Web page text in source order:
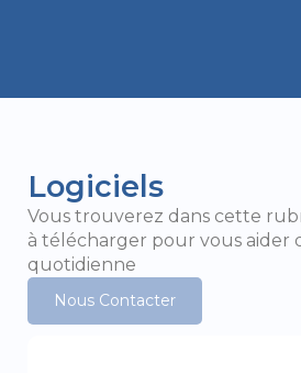
Logiciels
Vous trouverez dans cette
à télécharger pour vous aider
quotidienne
Nous Contacter